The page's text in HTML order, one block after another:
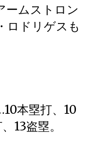
ームストロン
ロドリゲスも
本塁打、10
13盗塁。